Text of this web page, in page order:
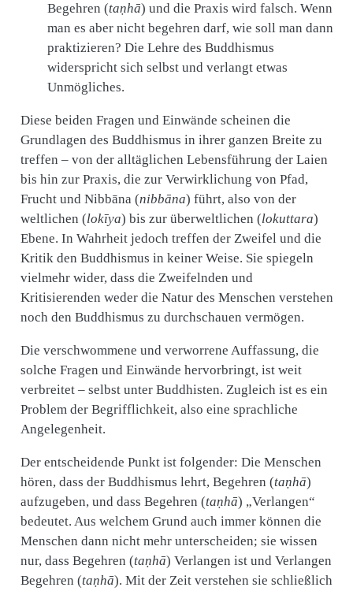
Begehren (taṇhā) und die Praxis wird falsch. Wenn
man es aber nicht begehren darf, wie soll man dann
praktizieren? Die Lehre des Buddhismus
widerspricht sich selbst und verlangt etwas
Unmögliches.
Diese beiden Fragen und Einwände scheinen die
Grundlagen des Buddhismus in ihrer ganzen Breite zu
treffen – von der alltäglichen Lebensführung der Laien
bis hin zur Praxis, die zur Verwirklichung von Pfad,
Frucht und Nibbāna (nibbāna) führt, also von der
weltlichen (lokīya) bis zur überweltlichen (lokuttara)
Ebene. In Wahrheit jedoch treffen der Zweifel und die
Kritik den Buddhismus in keiner Weise. Sie spiegeln
vielmehr wider, dass die Zweifelnden und
Kritisierenden weder die Natur des Menschen verstehen
noch den Buddhismus zu durchschauen vermögen.
Die verschwommene und verworrene Auffassung, die
solche Fragen und Einwände hervorbringt, ist weit
verbreitet – selbst unter Buddhisten. Zugleich ist es ein
Problem der Begrifflichkeit, also eine sprachliche
Angelegenheit.
Der entscheidende Punkt ist folgender: Die Menschen
hören, dass der Buddhismus lehrt, Begehren (taṇhā)
aufzugeben, und dass Begehren (taṇhā) „Verlangen“
bedeutet. Aus welchem Grund auch immer können die
Menschen dann nicht mehr unterscheiden; sie wissen
nur, dass Begehren (taṇhā) Verlangen ist und Verlangen
Begehren (taṇhā). Mit der Zeit verstehen sie schließlich